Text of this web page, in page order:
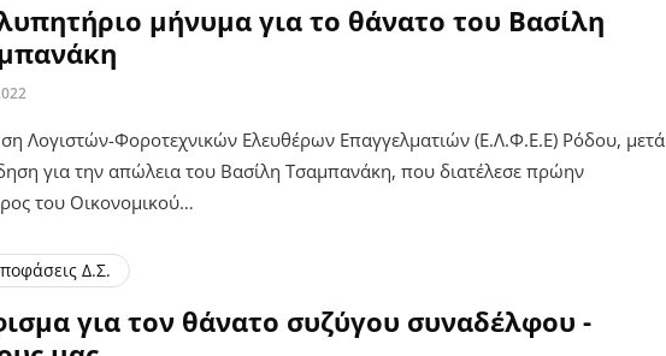
μήνυμα για το θάνατο του Βασίλη
Λογιστών-Φοροτεχνικών Ελευθέρων Επαγγελματιών (Ε.Λ.Φ.Ε.Ε) Ρόδου, μετά
για την απώλεια του Βασίλη Τσαμπανάκη, που διατέλεσε πρώην
του Οικονομικού…
Δ.Σ.
για τον θάνατο συζύγου συναδέλφου -